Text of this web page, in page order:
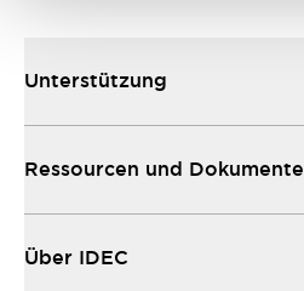
Unterstützung
Ressourcen und Dokumente
Über IDEC